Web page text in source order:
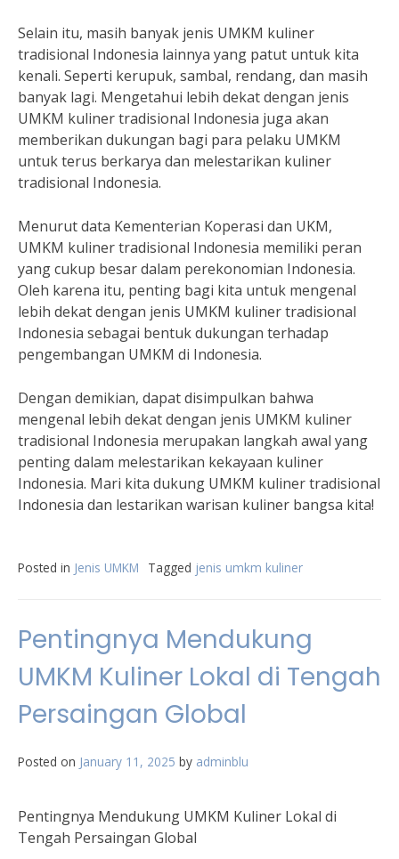
Selain itu, masih banyak jenis UMKM kuliner
tradisional Indonesia lainnya yang patut untuk kita
kenali. Seperti kerupuk, sambal, rendang, dan masih
banyak lagi. Mengetahui lebih dekat dengan jenis
UMKM kuliner tradisional Indonesia juga akan
memberikan dukungan bagi para pelaku UMKM
untuk terus berkarya dan melestarikan kuliner
tradisional Indonesia.
Menurut data Kementerian Koperasi dan UKM,
UMKM kuliner tradisional Indonesia memiliki peran
yang cukup besar dalam perekonomian Indonesia.
Oleh karena itu, penting bagi kita untuk mengenal
lebih dekat dengan jenis UMKM kuliner tradisional
Indonesia sebagai bentuk dukungan terhadap
pengembangan UMKM di Indonesia.
Dengan demikian, dapat disimpulkan bahwa
mengenal lebih dekat dengan jenis UMKM kuliner
tradisional Indonesia merupakan langkah awal yang
penting dalam melestarikan kekayaan kuliner
Indonesia. Mari kita dukung UMKM kuliner tradisional
Indonesia dan lestarikan warisan kuliner bangsa kita!
Posted in Jenis UMKM Tagged jenis umkm kuliner
Pentingnya Mendukung
UMKM Kuliner Lokal di Tengah
Persaingan Global
Posted on January 11, 2025 by adminblu
Pentingnya Mendukung UMKM Kuliner Lokal di
Tengah Persaingan Global